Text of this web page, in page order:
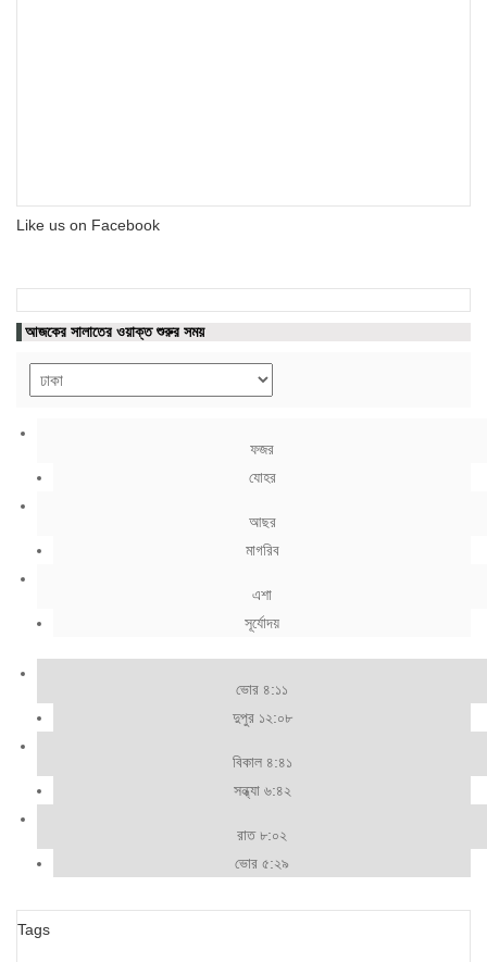
Like us on Facebook
আজকের সালাতের ওয়াক্ত শুরুর সময়
ফজর
যোহর
আছর
মাগরিব
এশা
সূর্যোদয়
ভোর ৪:১১
দুপুর ১২:০৮
বিকাল ৪:৪১
সন্ধ্যা ৬:৪২
রাত ৮:০২
ভোর ৫:২৯
Tags